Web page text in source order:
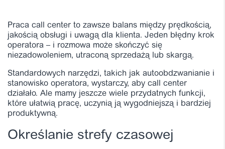
Praca call center to zawsze balans między prędkością,
jakością obsługi i uwagą dla klienta. Jeden błędny krok
operatora – i rozmowa może skończyć się
niezadowoleniem, utraconą sprzedażą lub skargą.
Standardowych narzędzi, takich jak autoobdzwanianie i
stanowisko operatora, wystarczy, aby call center
działało. Ale mamy jeszcze wiele przydatnych funkcji,
które ułatwią pracę, uczynią ją wygodniejszą i bardziej
produktywną.
Określanie strefy czasowej